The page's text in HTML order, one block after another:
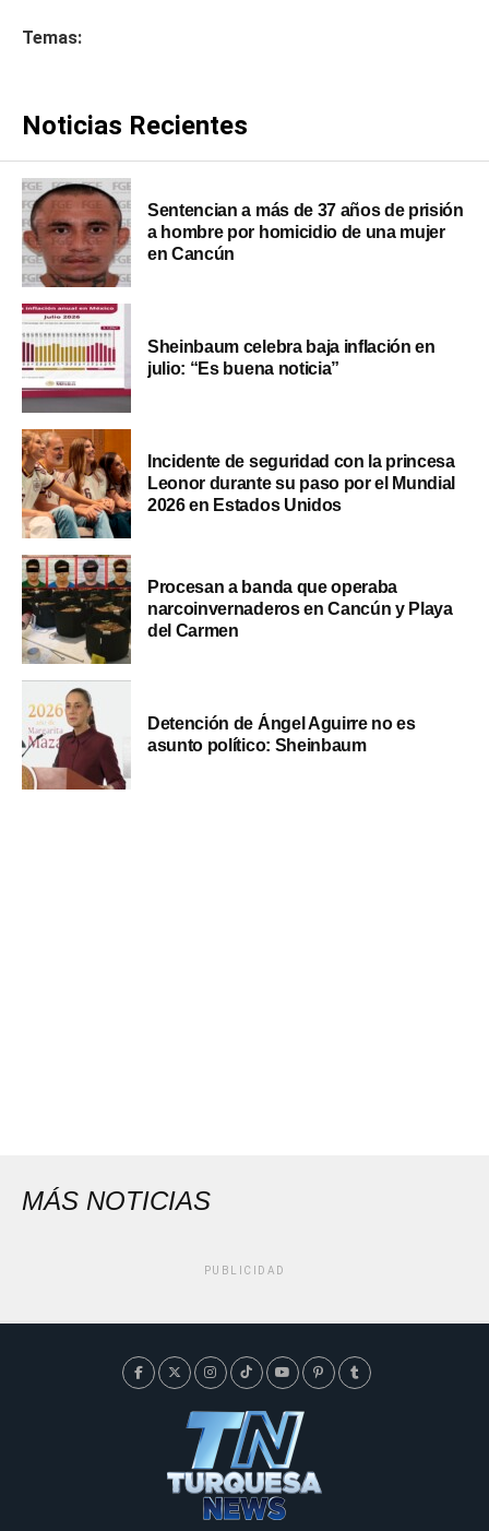
Temas:
Noticias Recientes
Sentencian a más de 37 años de prisión
a hombre por homicidio de una mujer
en Cancún
Sheinbaum celebra baja inflación en
julio: “Es buena noticia”
Incidente de seguridad con la princesa
Leonor durante su paso por el Mundial
2026 en Estados Unidos
Procesan a banda que operaba
narcoinvernaderos en Cancún y Playa
del Carmen
Detención de Ángel Aguirre no es
asunto político: Sheinbaum
MÁS NOTICIAS
PUBLICIDAD